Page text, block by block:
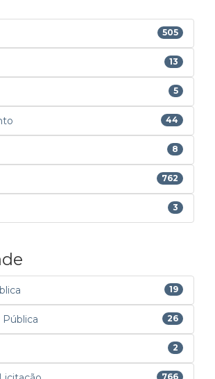
505
13
5
44
8
762
3
19
Pública 26
2
766